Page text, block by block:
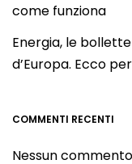
come funziona
Energia, le
d’Europa. Ecco
COMMENTI RECENTI
Nessun